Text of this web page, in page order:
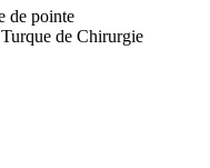
de pointe
de Chirurgie